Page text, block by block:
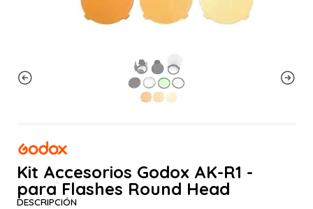
Kit Accesorios Godox AK-R1 -
para Flashes Round Head
DESCRIPCIÓN